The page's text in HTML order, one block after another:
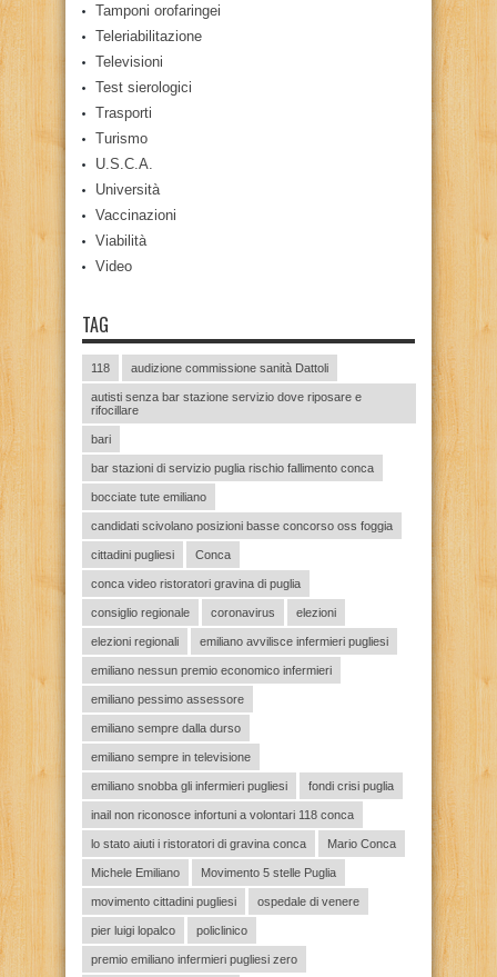
Tamponi orofaringei
Teleriabilitazione
Televisioni
Test sierologici
Trasporti
Turismo
U.S.C.A.
Università
Vaccinazioni
Viabilità
Video
TAG
118 audizione commissione sanità Dattoli
autisti senza bar stazione servizio dove riposare e
rifocillare
bari
bar stazioni di servizio puglia rischio fallimento conca
bocciate tute emiliano
candidati scivolano posizioni basse concorso oss foggia
cittadini pugliesi Conca
conca video ristoratori gravina di puglia
consiglio regionale coronavirus elezioni
elezioni regionali emiliano avvilisce infermieri pugliesi
emiliano nessun premio economico infermieri
emiliano pessimo assessore
emiliano sempre dalla durso
emiliano sempre in televisione
emiliano snobba gli infermieri pugliesi fondi crisi puglia
inail non riconosce infortuni a volontari 118 conca
lo stato aiuti i ristoratori di gravina conca Mario Conca
Michele Emiliano Movimento 5 stelle Puglia
movimento cittadini pugliesi ospedale di venere
pier luigi lopalco policlinico
premio emiliano infermieri pugliesi zero